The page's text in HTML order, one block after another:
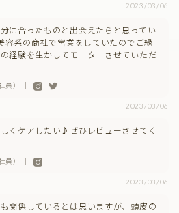
2023/03/06
に合ったものと出会えたらと思ってい
容系の商社で営業をしていたのでご縁
経験を生かしてモニターさせていただ
員） ｜
2023/03/06
くケアしたい♪ぜひレビューさせてく
員） ｜
2023/03/06
関係しているとは思いますが、頭皮の